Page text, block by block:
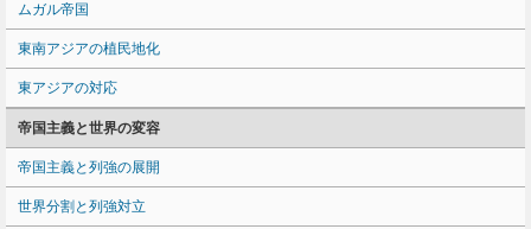
ムガル帝国
東南アジアの植民地化
東アジアの対応
帝国主義と世界の変容
帝国主義と列強の展開
世界分割と列強対立